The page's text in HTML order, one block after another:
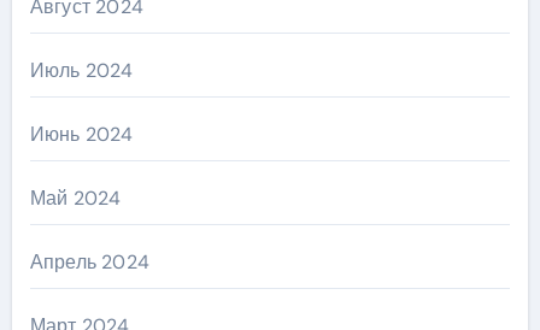
Август 2024
Июль 2024
Июнь 2024
Май 2024
Апрель 2024